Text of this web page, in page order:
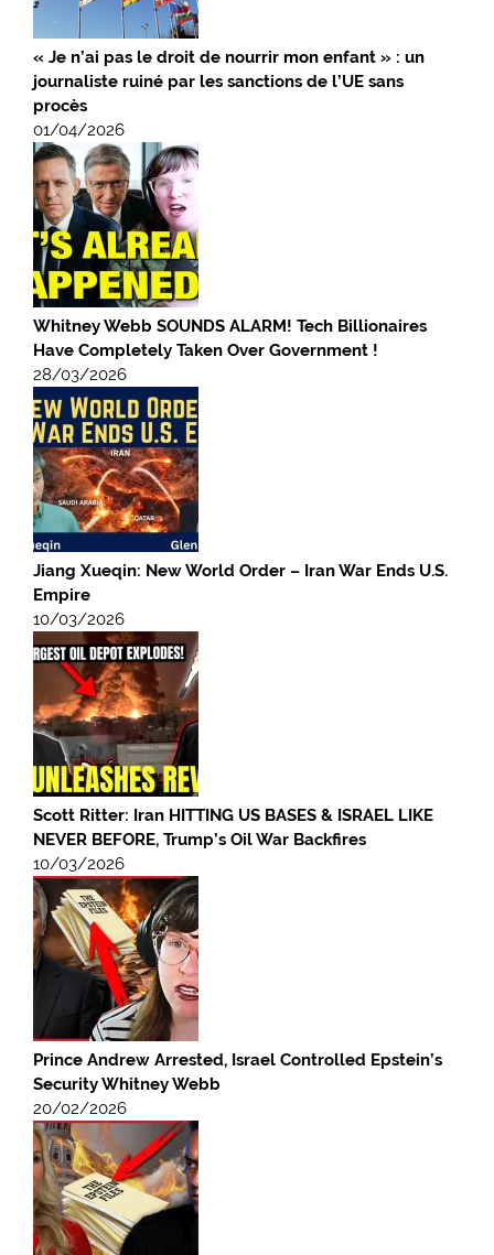
« Je n’ai pas le droit de nourrir mon enfant » : un
journaliste ruiné par les sanctions de l’UE sans
procès
01/04/2026
Whitney Webb SOUNDS ALARM! Tech Billionaires
Have Completely Taken Over Government !
28/03/2026
Jiang Xueqin: New World Order – Iran War Ends U.S.
Empire
10/03/2026
Scott Ritter: Iran HITTING US BASES & ISRAEL LIKE
NEVER BEFORE, Trump’s Oil War Backfires
10/03/2026
Prince Andrew Arrested, Israel Controlled Epstein’s
Security Whitney Webb
20/02/2026